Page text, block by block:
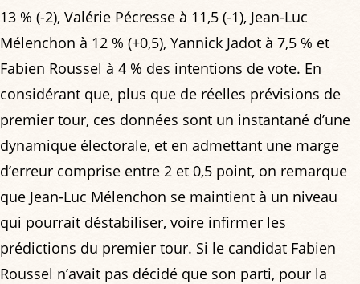
13 % (-2), Valérie Pécresse à 11,5 (-1), Jean-Luc
Mélenchon à 12 % (+0,5), Yannick Jadot à 7,5 % et
Fabien Roussel à 4 % des intentions de vote. En
considérant que, plus que de réelles prévisions de
premier tour, ces données sont un instantané d’une
dynamique électorale, et en admettant une marge
d’erreur comprise entre 2 et 0,5 point, on remarque
que Jean-Luc Mélenchon se maintient à un niveau
qui pourrait déstabiliser, voire infirmer les
prédictions du premier tour. Si le candidat Fabien
Roussel n’avait pas décidé que son parti, pour la